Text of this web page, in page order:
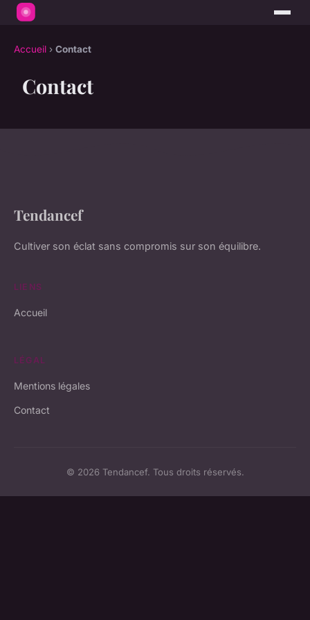
Accueil › Contact
Contact
Tendancef
Cultiver son éclat sans compromis sur son équilibre.
LIENS
Accueil
LÉGAL
Mentions légales
Contact
© 2026 Tendancef. Tous droits réservés.